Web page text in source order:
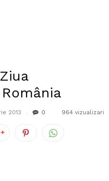
2013 0 964 vizualizari